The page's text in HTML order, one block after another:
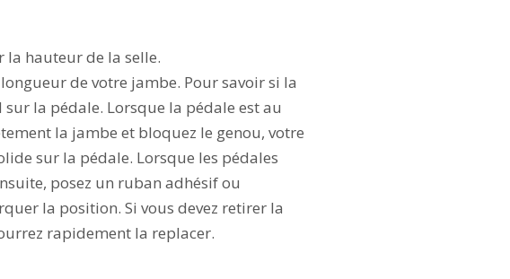
la hauteur de la selle.
de votre jambe. Pour savoir si la
sur la pédale. Lorsque la pédale est au
la jambe et bloquez le genou, votre
sur la pédale. Lorsque les pédales
posez un ruban adhésif ou
la position. Si vous devez retirer la
rapidement la replacer.